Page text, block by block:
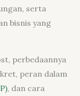
serta
bisnis yang
perbedaannya
peran dalam
, dan cara